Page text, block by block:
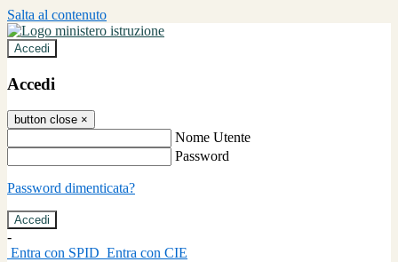
Salta al contenuto
Accedi
Accedi
button close ×
Nome Utente
Password
Password dimenticata?
-
Entra con SPID Entra con CIE